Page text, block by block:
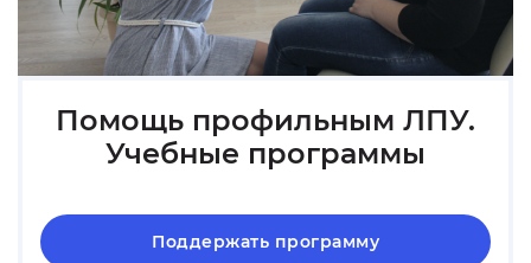
Помощь профильным ЛПУ.
Учебные программы
Поддержать программу